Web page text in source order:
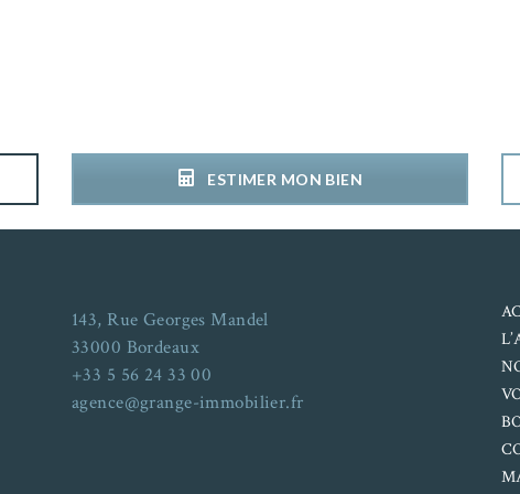
ESTIMER MON BIEN
143, Rue Georges Mandel
33000 Bordeaux
+33 5 56 24 33 00
agence@grange-immobilier.fr